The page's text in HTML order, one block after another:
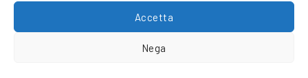
Accetta
Nega